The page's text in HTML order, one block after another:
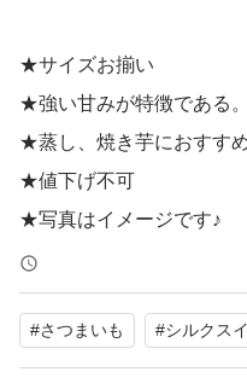
★サイズお揃い
★強い甘みが特徴である。
★蒸し、焼き芋におすすめ
★値下げ不可
★写真はイメージです♪
常温で発送致します、輸
ビなどの可能性がありま
#さつまいも #シルクス